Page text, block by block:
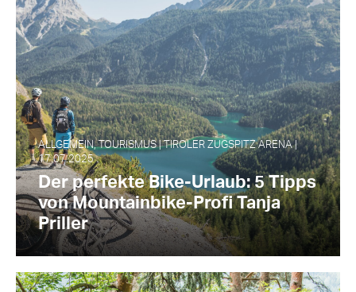
ALLGEMEIN, TOURISMUS | TIROLER ZUGSPITZ ARENA |
17.07.2025
Der perfekte Bike-Urlaub: 5 Tipps
von Mountainbike-Profi Tanja
Priller